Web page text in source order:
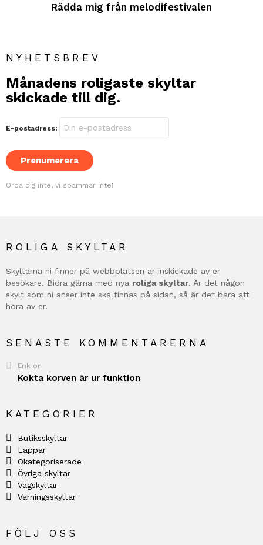
Rädda mig från melodifestivalen
NYHETSBREV
Månadens roligaste skyltar
skickade till dig.
E-postadress:
Oroa dig inte, vi spammar inte!
ROLIGA SKYLTAR
Skyltarna ni finner på webbplatsen är inskickade av er
besökare. Bidra gärna med nya roliga skyltar. Är det någon
skylt som ni anser inte ska finnas på sidan, så är det bara att
höra av er.
SENASTE KOMMENTARERNA
Erik on
Kokta korven är ur funktion
KATEGORIER
Butiksskyltar
Lappar
Okategoriserade
Övriga skyltar
Vägskyltar
Varningsskyltar
FÖLJ OSS